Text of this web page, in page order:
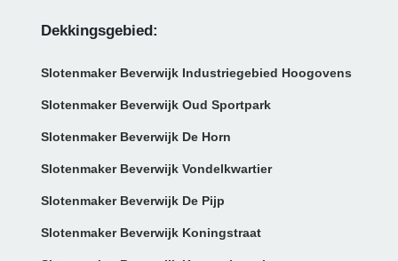
Dekkingsgebied:
Slotenmaker Beverwijk Industriegebied Hoogovens
Slotenmaker Beverwijk Oud Sportpark
Slotenmaker Beverwijk De Horn
Slotenmaker Beverwijk Vondelkwartier
Slotenmaker Beverwijk De Pijp
Slotenmaker Beverwijk Koningstraat